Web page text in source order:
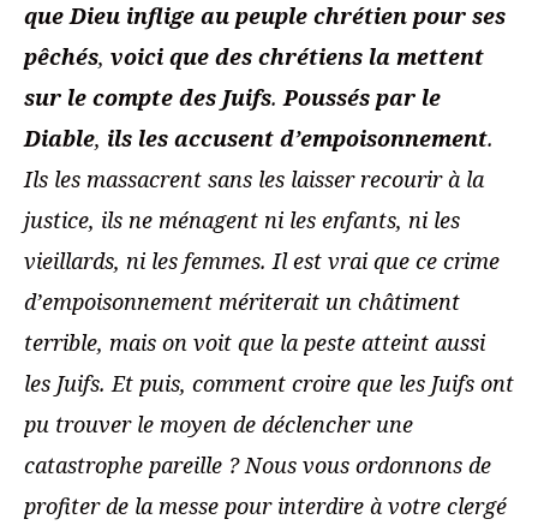
que Dieu inflige au peuple chrétien pour ses
pêchés, voici que des chrétiens la mettent
sur le compte des Juifs.Poussés par le
Diable, ils les accusent d’empoisonnement.
Ils les massacrent sans les laisser recourir à la
justice, ils ne ménagent ni les enfants, ni les
vieillards, ni les femmes. Il est vrai que ce crime
d’empoisonnement mériterait un châtiment
terrible, mais on voit que la peste atteint aussi
les Juifs. Et puis, comment croire que les Juifs ont
pu trouver le moyen de déclencher une
catastrophe pareille ? Nous vous ordonnons de
profiter de la messe pour interdire à votre clergé